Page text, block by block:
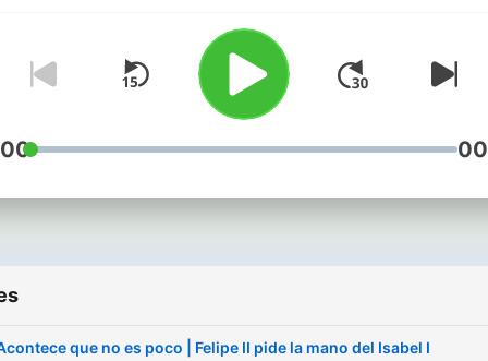
que no es poco | Felipe II pide la mano del Isabel I